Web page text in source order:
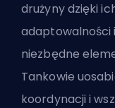
drużyny dzięki
adaptowalności
niezbędne
Tankowie
koordynacji i